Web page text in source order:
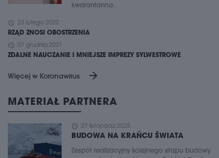
kwarantanna.
schedule 23 lutego 2022
RZĄD ZNOSI OBOSTRZENIA
schedule 07 grudnia 2021
ZDALNE NAUCZANIE I MNIEJSZE IMPREZY SYLWESTROWE
Więcej w Koronawirus arrow_forward
MATERIAŁ PARTNERA
schedule 27 listopada 2025
BUDOWA NA KRAŃCU ŚWIATA
Zespół realizacyjny kolejnego etapu budowy